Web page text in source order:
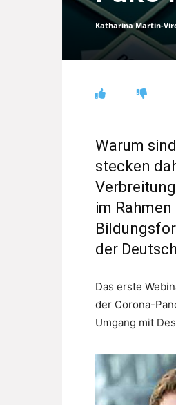
Katharina Martin-
Warum
stecken
im
der
Das erste
der Corona-
Umgang mit